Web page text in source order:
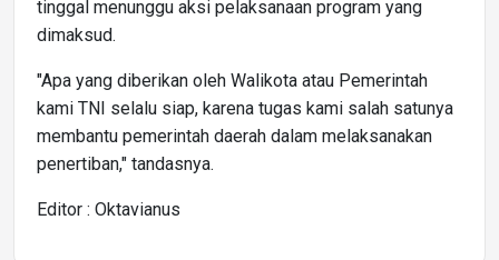
tinggal menunggu aksi pelaksanaan program yang
dimaksud.
"Apa yang diberikan oleh Walikota atau Pemerintah
kami TNI selalu siap, karena tugas kami salah satunya
membantu pemerintah daerah dalam melaksanakan
penertiban," tandasnya.
Editor : Oktavianus